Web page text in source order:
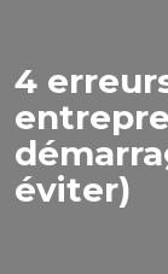
4
éviter)